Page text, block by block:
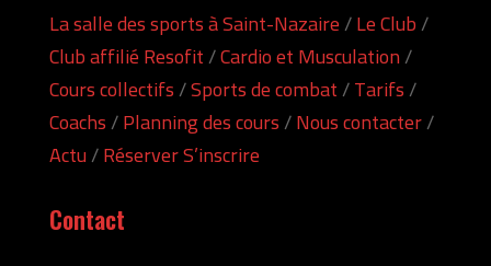
La salle des sports à Saint-Nazaire/Le Club/
Club affilié Resofit/Cardio et Musculation/
Cours collectifs/Sports de combat/Tarifs/
Coachs/Planning des cours/Nous contacter/
Actu/Réserver S’inscrire
Contact